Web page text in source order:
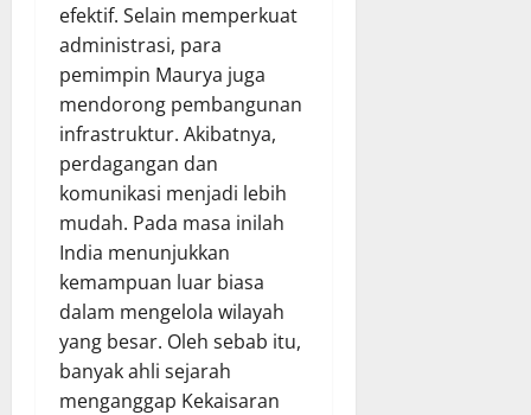
efektif. Selain memperkuat
administrasi, para
pemimpin Maurya juga
mendorong pembangunan
infrastruktur. Akibatnya,
perdagangan dan
komunikasi menjadi lebih
mudah. Pada masa inilah
India menunjukkan
kemampuan luar biasa
dalam mengelola wilayah
yang besar. Oleh sebab itu,
banyak ahli sejarah
menganggap Kekaisaran